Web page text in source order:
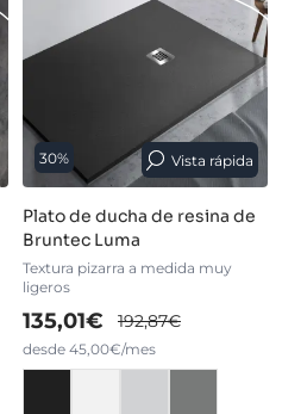
30% Vista rápida
Plato de ducha de resina de
Bruntec Luma
Textura pizarra a medida muy
ligeros
135,01€ 192,87€
desde 45,00€/mes